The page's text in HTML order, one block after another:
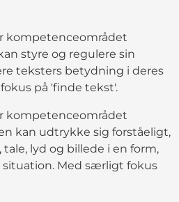
kompetenceområdet
styre og regulere sin
teksters betydning i deres
på 'finde tekst'.
kompetenceområdet
kan udtrykke sig forståeligt,
lyd og billede i en form,
situation. Med særligt fokus